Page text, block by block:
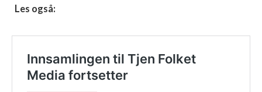
Les også: